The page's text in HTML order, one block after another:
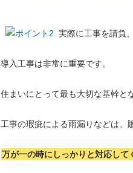
実際に工事を請負
導入工事は非常に重要です。
住まいにとって最も大切な基幹と
工事の瑕疵による雨漏りなどは、
万が一の時にしっかりと対応して